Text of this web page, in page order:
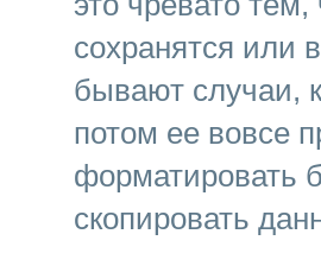
сохранятся или
бывают случаи,
потом ее вовсе
форматировать
скопировать